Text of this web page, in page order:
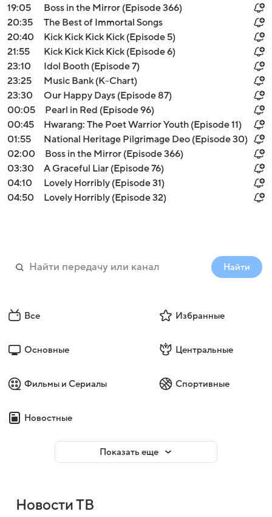
19:05
Boss in the Mirror (Episode 366)
20:35
The Best of Immortal Songs
20:40
Kick Kick Kick Kick (Episode 5)
21:55
Kick Kick Kick Kick (Episode 6)
23:10
Idol Booth (Episode 7)
23:25
Music Bank (K-Chart)
23:30
Our Happy Days (Episode 87)
00:05
Pearl in Red (Episode 96)
00:45
Hwarang: The Poet Warrior Youth (Episode 11)
01:55
National Heritage Pilgrimage Deo (Episode 30)
02:00
Boss in the Mirror (Episode 366)
03:30
A Graceful Liar (Episode 76)
04:10
Lovely Horribly (Episode 31)
04:50
Lovely Horribly (Episode 32)
Найти
Все Избранные
Основные Центральные
Фильмы и Сериалы Спортивные
Новостные
Показать еще
Новости ТВ